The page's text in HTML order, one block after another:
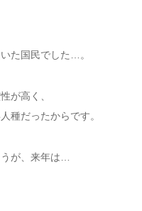
た国民でした…。
が高く、
種だったからです。
うが、来年は…